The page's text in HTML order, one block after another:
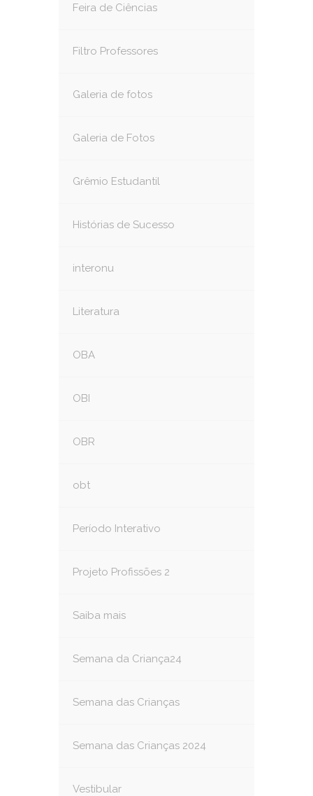
Feira de Ciências
Filtro Professores
Galeria de fotos
Galeria de Fotos
Grêmio Estudantil
Histórias de Sucesso
interonu
Literatura
OBA
OBI
OBR
obt
Período Interativo
Projeto Profissões 2
Saiba mais
Semana da Criança24
Semana das Crianças
Semana das Crianças 2024
Vestibular